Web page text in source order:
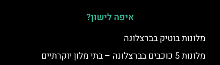
איפה לישון?
מלונות בוטיק בברצלונה
מלונות 5 כוכבים בברצלונה – בתי מלון יוקרתיים